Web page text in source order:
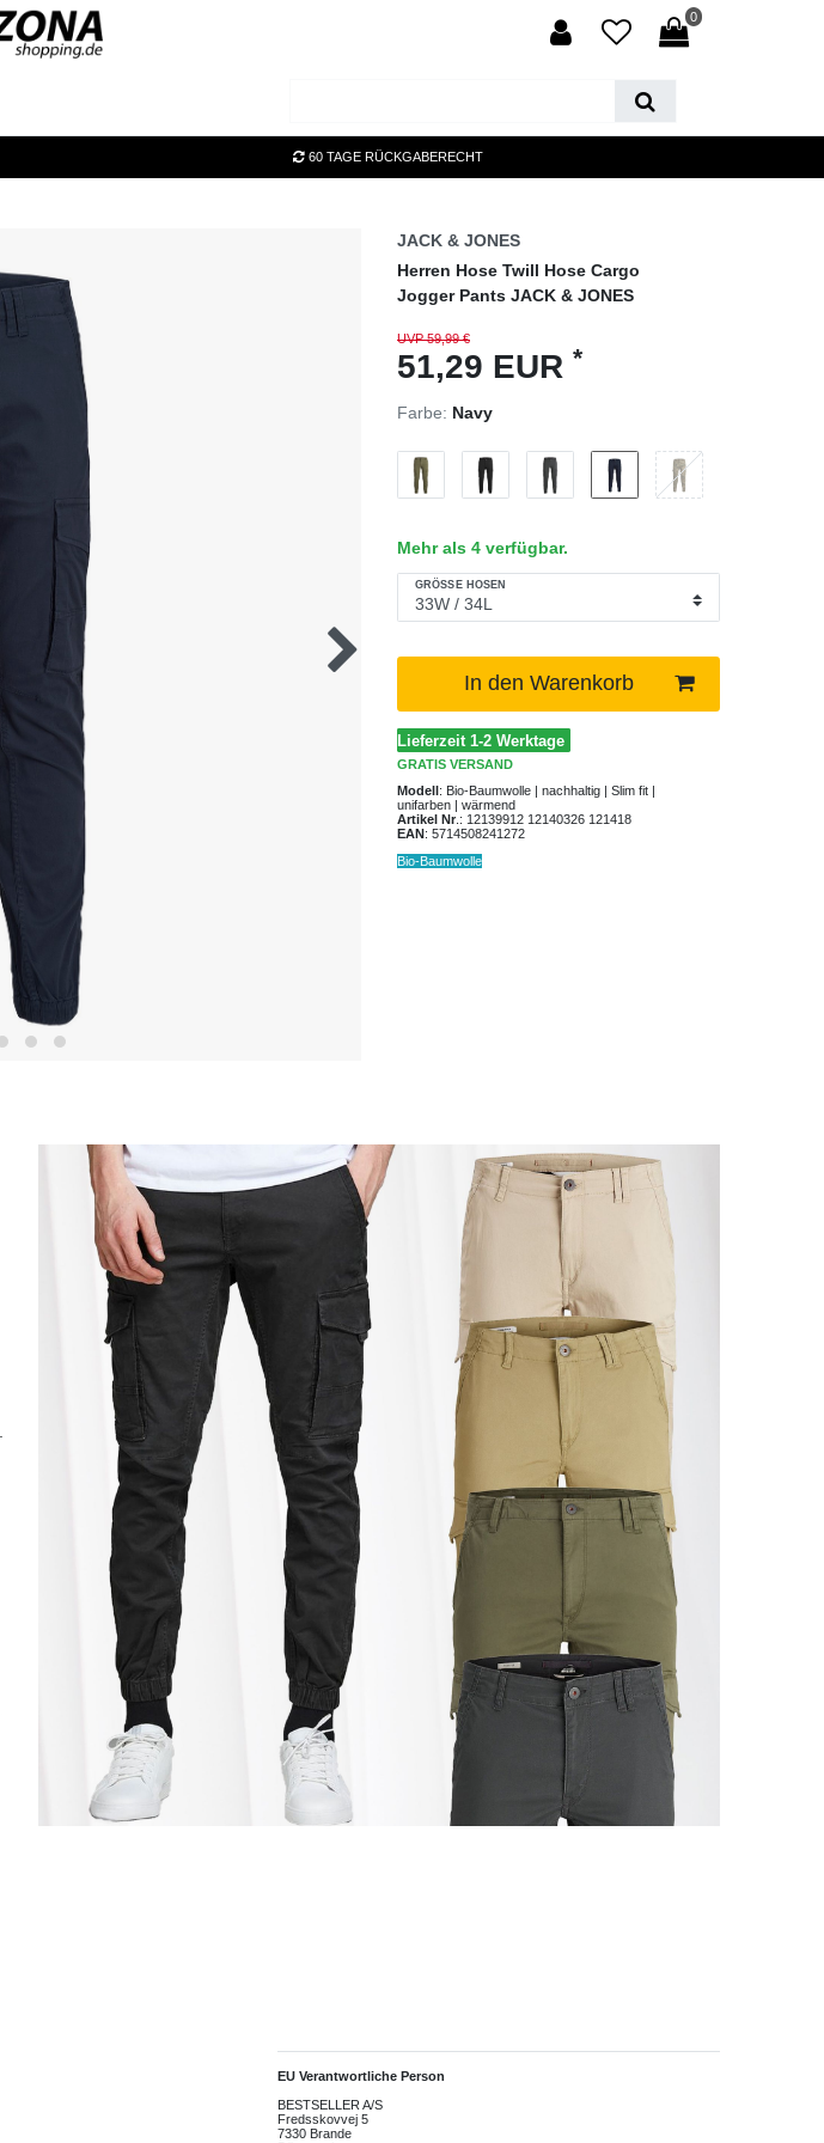
0
60 TAGE RÜCKGABERECHT
JACK & JONES
Herren Hose Twill Hose Cargo
Jogger Pants JACK & JONES
UVP 59,99 €
51,29 EUR *
Farbe: Navy
Mehr als 4 verfügbar.
GRÖSSE HOSEN
In den Warenkorb
Lieferzeit 1-2 Werktage
GRATIS VERSAND
Modell: Bio-Baumwolle | nachhaltig | Slim fit |
unifarben | wärmend
Artikel Nr .: 12139912 12140326 121418
EAN: 5714508241272
Bio-Baumwolle
EU Verantwortliche Person
BESTSELLER A/S
Fredsskovvej 5
7330 Brande